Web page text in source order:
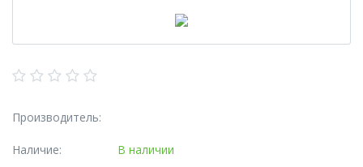
Производитель:
Наличие: В наличии